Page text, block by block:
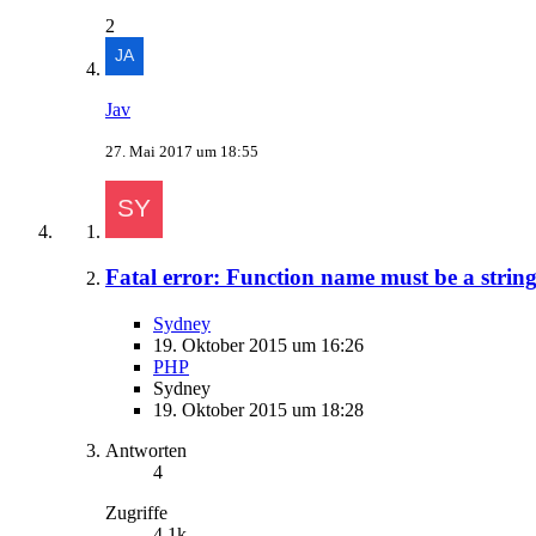
2
Jav
27. Mai 2017 um 18:55
Fatal error: Function name must be a
Sydney
19. Oktober 2015 um 16:26
PHP
Sydney
19. Oktober 2015 um 18:28
Antworten
4
Zugriffe